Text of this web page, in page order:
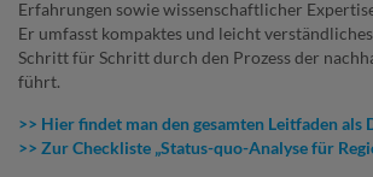
Erfahrungen sowie wissenschaftlicher
Er umfasst kompaktes und leicht
Schritt für Schritt durch den Prozess der
führt.
>> Hier findet man den gesamten Leitfaden als
>> Zur Checkliste „Status-quo-Analyse für